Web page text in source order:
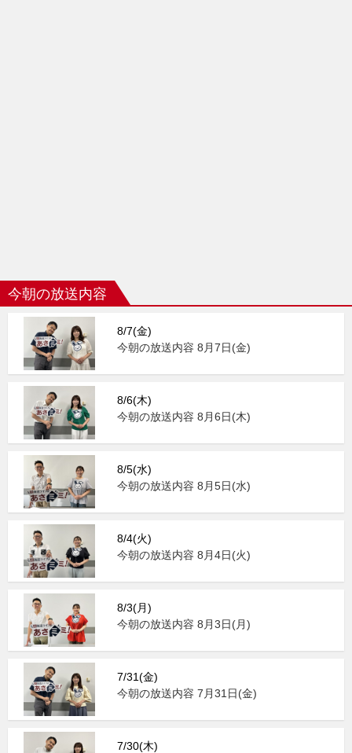
今朝の放送内容
8/7(金)
今朝の放送内容 8月7日(金)
8/6(木)
今朝の放送内容 8月6日(木)
8/5(水)
今朝の放送内容 8月5日(水)
8/4(火)
今朝の放送内容 8月4日(火)
8/3(月)
今朝の放送内容 8月3日(月)
7/31(金)
今朝の放送内容 7月31日(金)
7/30(木)